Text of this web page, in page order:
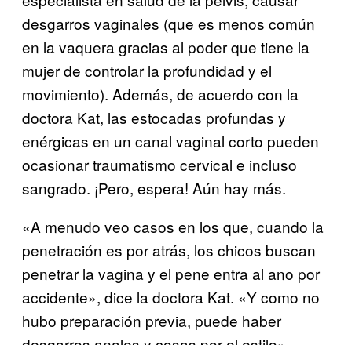
desgarros vaginales (que es menos común
en la vaquera gracias al poder que tiene la
mujer de controlar la profundidad y el
movimiento). Además, de acuerdo con la
doctora Kat, las estocadas profundas y
enérgicas en un canal vaginal corto pueden
ocasionar traumatismo cervical e incluso
sangrado. ¡Pero, espera! Aún hay más.
«A menudo veo casos en los que, cuando la
penetración es por atrás, los chicos buscan
penetrar la vagina y el pene entra al ano por
accidente», dice la doctora Kat. «Y como no
hubo preparación previa, puede haber